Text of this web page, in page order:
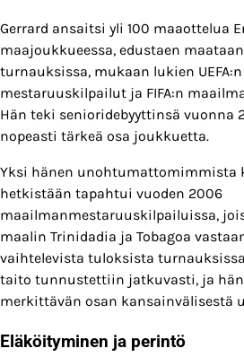
Gerrard ansaitsi yli 100 maaottelua
maajoukkueessa, edustaen
turnauksissa, mukaan lukien
mestaruuskilpailut ja FIFA:n
Hän teki senioridebyyttinsä vuonna
nopeasti tärkeä osa joukkuetta.
Yksi hänen unohtumattomimmista
hetkistään tapahtui vuoden 2006
maailmanmestaruuskilpailuissa,
maalin Trinidadia ja Tobagoa
vaihtelevista tuloksista
taito tunnustettiin jatkuvasti, ja
merkittävän osan kansainvälisestä
Eläköityminen ja perintö